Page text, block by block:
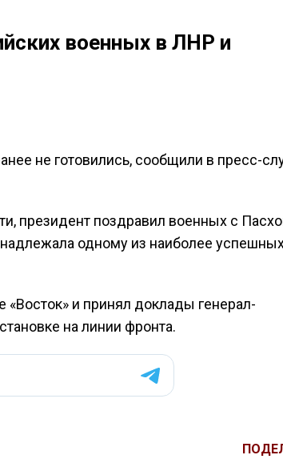
военных в ЛНР и
не готовились, сообщили в пресс-
президент поздравил военных с
одному из наиболее
и принял доклады генерал-
на линии фронта.